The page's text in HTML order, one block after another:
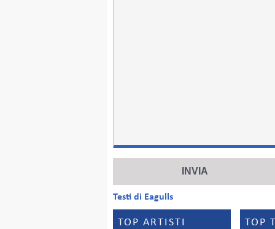
Testi di Eagulls
TOP ARTISTI TOP